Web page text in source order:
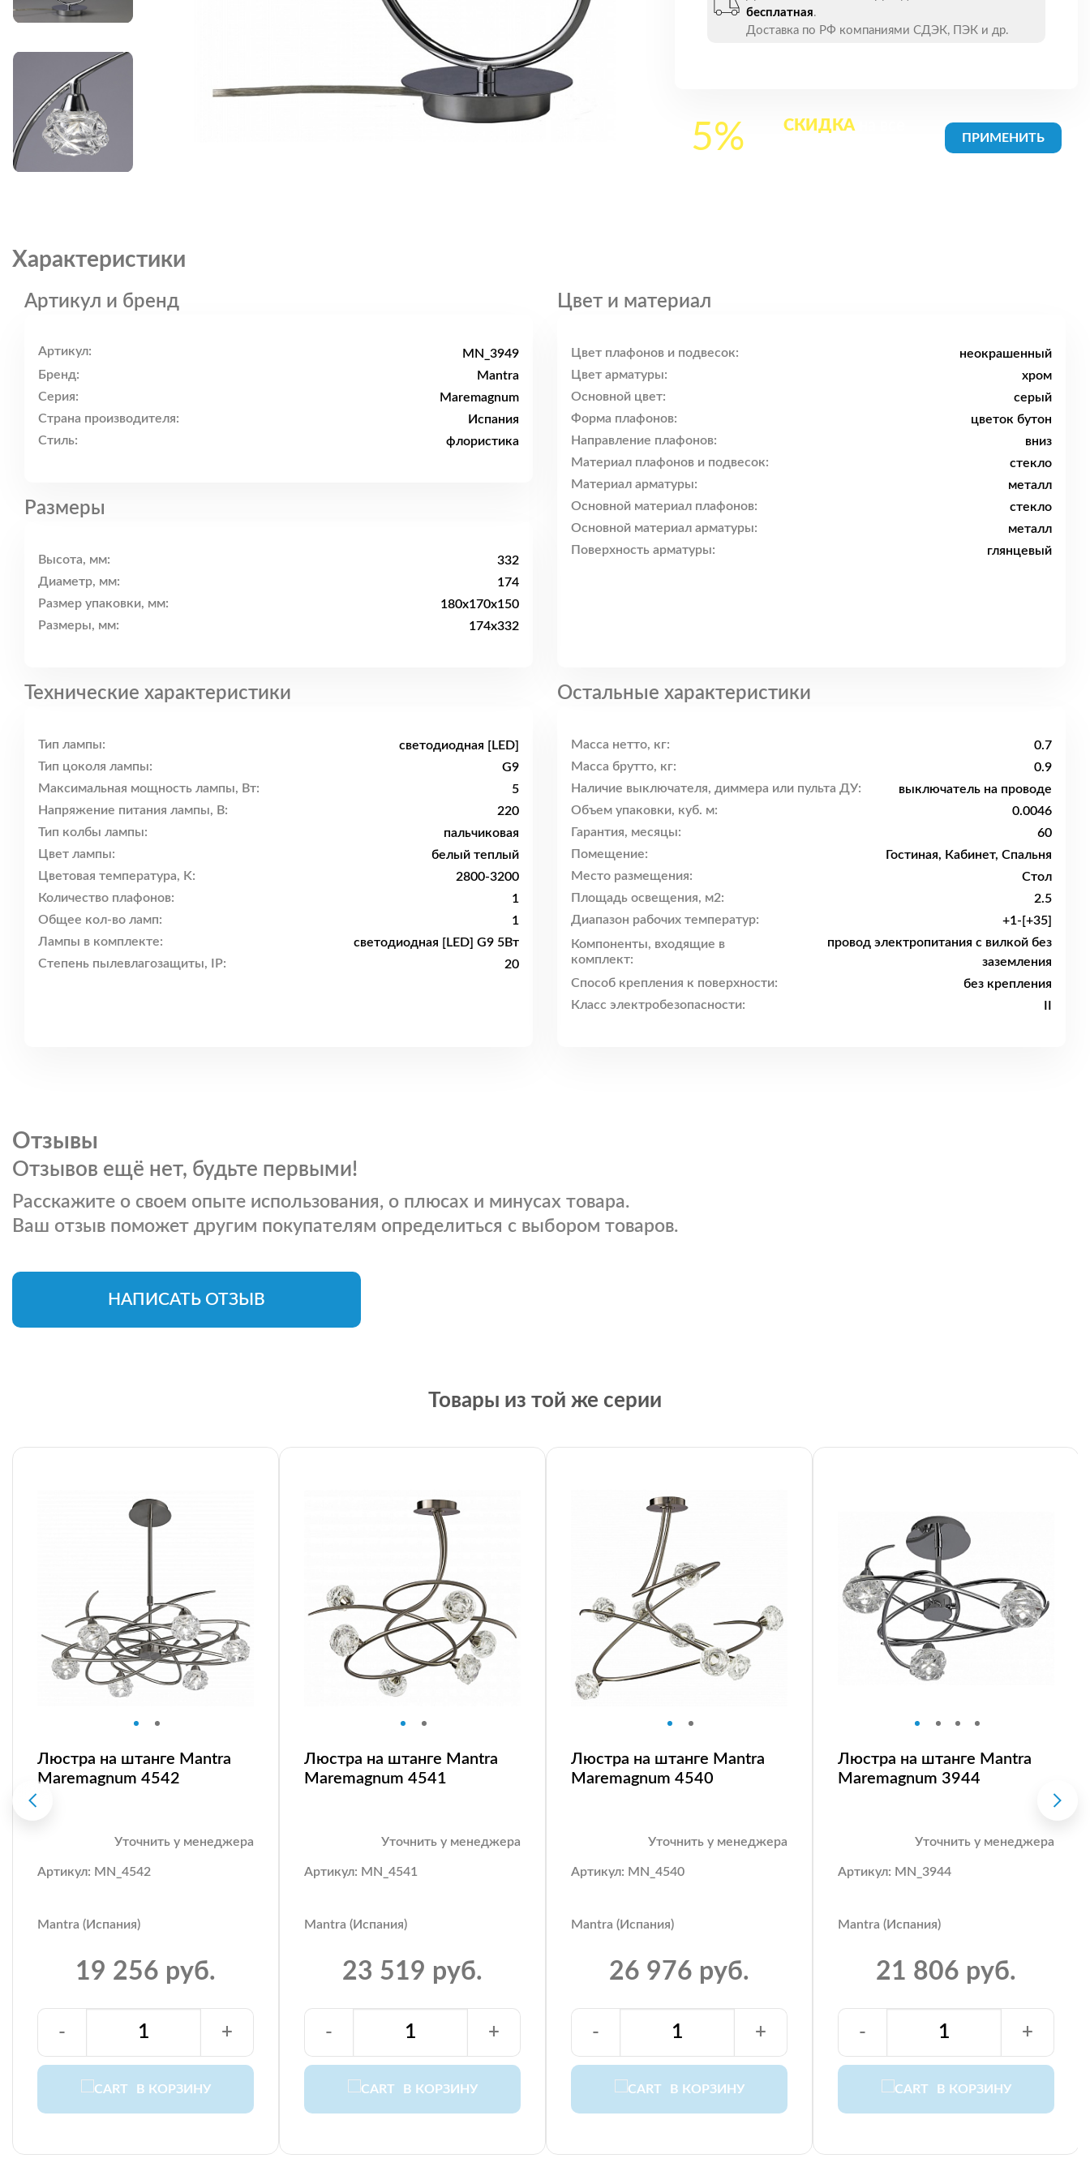
бесплатная.
Доставка по РФ компаниями СДЭК, ПЭК и др.
5% СКИДКА
Характеристики
Артикул и бренд
Артикул:
MN_3949
Бренд:
Mantra
Серия:
Maremagnum
Страна производителя:
Испания
Стиль:
флористика
Размеры
Высота, мм:
332
Диаметр, мм:
174
Размер упаковки, мм:
180x170x150
Размеры, мм:
174x332
Цвет и материал
Цвет плафонов и подвесок:
неокрашенный
Цвет арматуры:
хром
Основной цвет:
серый
Форма плафонов:
цветок бутон
Направление плафонов:
вниз
Материал плафонов и подвесок:
стекло
Материал арматуры:
металл
Основной материал плафонов:
стекло
Основной материал арматуры:
металл
Поверхность арматуры:
глянцевый
Технические характеристики
Тип лампы:
светодиодная [LED]
Тип цоколя лампы:
G9
Максимальная мощность лампы, Вт:
5
Напряжение питания лампы, В:
220
Тип колбы лампы:
пальчиковая
Цвет лампы:
белый теплый
Цветовая температура, K:
2800-3200
Количество плафонов:
1
Общее кол-во ламп:
1
Лампы в комплекте:
светодиодная [LED] G9 5Вт
Степень пылевлагозащиты, IP:
20
Остальные характеристики
Масса нетто, кг:
0.7
Масса брутто, кг:
0.9
Наличие выключателя, диммера или пульта ДУ:
выключатель на проводе
Объем упаковки, куб. м:
0.0046
Гарантия, месяцы:
60
Помещение:
Гостиная, Кабинет, Спальня
Место размещения:
Стол
Площадь освещения, м2:
2.5
Диапазон рабочих температур:
+1-[+35]
Компоненты, входящие в
комплект:
провод электропитания с вилкой без
заземления
Способ крепления к поверхности:
без крепления
Класс электробезопасности:
II
Отзывы
Отзывов ещё нет, будьте первыми!
Расскажите о своем опыте использования, о плюсах и минусах товара.
Ваш отзыв поможет другим покупателям определиться с выбором товаров.
НАПИСАТЬ ОТЗЫВ
Товары из той же серии
Люстра на штанге Mantra
Maremagnum 4542
Уточнить у менеджера
Артикул: MN_4542
Mantra (Испания)
19 256 руб.
В КОРЗИНУ
- +
Люстра на штанге Mantra
Maremagnum 4541
Уточнить у менеджера
Артикул: MN_4541
Mantra (Испания)
23 519 руб.
В КОРЗИНУ
- +
Люстра на штанге Mantra
Maremagnum 4540
Уточнить у менеджера
Артикул: MN_4540
Mantra (Испания)
26 976 руб.
В КОРЗИНУ
- +
Люстра на штанге Mantra
Maremagnum 3944
Уточнить у менеджера
Артикул: MN_3944
Mantra (Испания)
21 806 руб.
В КОРЗИНУ
- +